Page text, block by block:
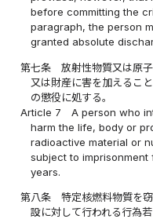
before committing the
paragraph, the person
granted absolute
第七条
放射性物質又は原
又は財産に害を加えるこ
の懲役に処する。
Article 7
A person who
harm the life, body or
radioactive material or
subject to
years.
第八条
特定核燃料物質を
設に対して行われる行為